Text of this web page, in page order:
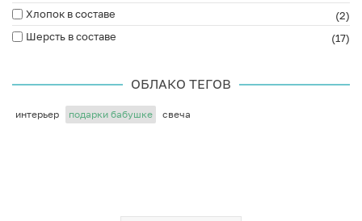
Хлопок в составе
(2)
Шерсть в составе
(17)
ОБЛАКО ТЕГОВ
интерьер подарки бабушке свеча